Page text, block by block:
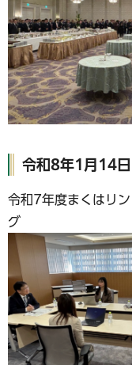
令和8年1月14日
令和7年度まくはリ
グ